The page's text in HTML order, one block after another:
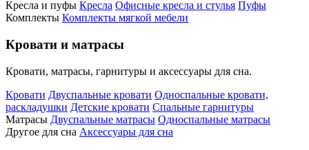
Кресла и пуфы Кресла Офисные кресла и стулья Пуфы
Комплекты Комплекты мягкой мебели
Кровати и матрасы
Кровати, матрасы, гарнитуры и аксессуары для сна.
Кровати Двуспальные кровати Односпальные кровати,
раскладушки Детские кровати Спальные гарнитуры
Матрасы Двуспальные матрасы Односпальные матрасы
Другое для сна Аксессуары для сна